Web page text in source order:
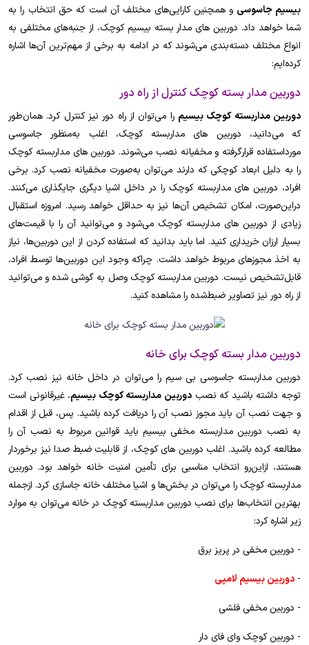
بیسیم جاسوسی و همچنین کارایی‌های مختلف آن است که حق انتخاب را به
شما خواهد داد. دوربین های مدار بسته بیسیم کوچک، از جنبه‌های مختلفی به
انواع مختلف دسته‌بندی می‌شوند که در ادامه به برخی از مهم‌ترین آن‌ها اشاره
کرده‌ایم:
دوربین مدار بسته کوچک کنترل از راه دور
دوربین مداربسته کوچک بیسیم را می‌توان از راه دور نیز کنترل کرد. همان‌طور
که می‌دانید، دوربین های مداربسته کوچک، اغلب به‌منظور جاسوسی
مورداستفاده قرارگرفته و مخفیانه نصب می‌شوند. دوربین های مداربسته کوچک
را به دلیل ابعاد کوچکی که دارند می‌توان به‌صورت مخفیانه نصب کرد. برخی
افراد، دوربین های مداربسته کوچک را در داخل اشیا دیگری جایگذاری می‌کنند.
دراین‌صورت، امکان تشخیص آن‌ها نیز به حداقل خواهد رسید. امروزه استقبال
زیادی از دوربین های مداربسته کوچک می‌شود و می‌توانید آن را با قیمت‌های
بسیار ارزان خریداری کنید. اما باید بدانید که استفاده کردن از این دوربین‌ها، نیاز
به اخذ مجوزهای مربوط خواهد داشت. چراکه وجود این دوربین‌ها توسط افراد،
قابل‌تشخیص نیست. دوربین مداربسته کوچک وصل به گوشی شده و می‌توانید
از راه دور نیز تصاویر ضبط‌شده را مشاهده کنید.
دوربین مدار بسته کوچک برای خانه
دوربین مداربسته جاسوسی بی سیم را می‌توان در داخل خانه نیز نصب کرد.
توجه داشته باشید که نصب دوربین مداربسته کوچک بیسیم، غیرقانونی است
و جهت نصب آن باید مجوز نصب آن را دریافت کرده باشید. پس، قبل از اقدام
به نصب دوربین مداربسته مخفی بیسیم باید قوانین مربوط به نصب آن را
مطالعه کرده باشید. اغلب دوربین های کوچک، از قابلیت ضبط صدا نیز برخوردار
هستند، ازاین‌رو انتخاب مناسبی برای تأمین امنیت خانه خواهد بود. دوربین
مداربسته کوچک را می‌توان در بخش‌ها و اشیا مختلف خانه جاسازی کرد. ازجمله
بهترین انتخاب‌ها برای نصب دوربین مداربسته کوچک در خانه می‌توان به موارد
زیر اشاره کرد:
- دوربین مخفی در پریز برق
- دوربین بیسیم لامپی
- دوربین مخفی فلشی
- دوربین کوچک وای فای دار